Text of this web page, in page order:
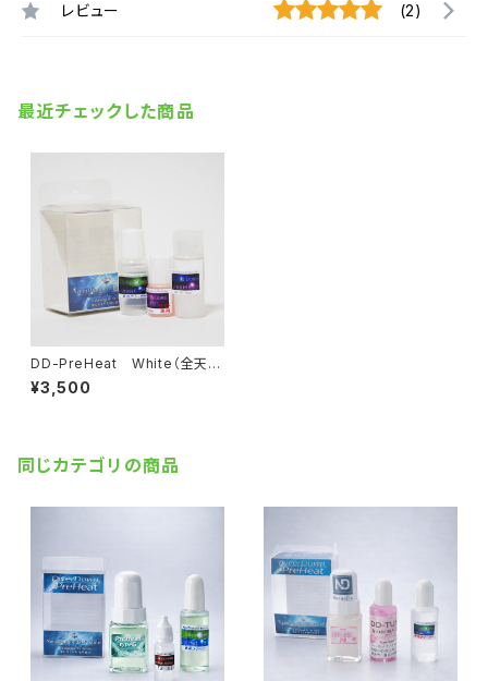
レビュー (2)
最近チェックした商品
DD-PreHeat White（全天
候）【液体化ホット】
¥3,500
同じカテゴリの商品